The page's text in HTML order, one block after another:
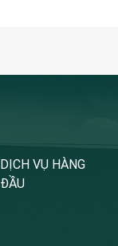
DỊCH VỤ HÀNG
ĐẦU